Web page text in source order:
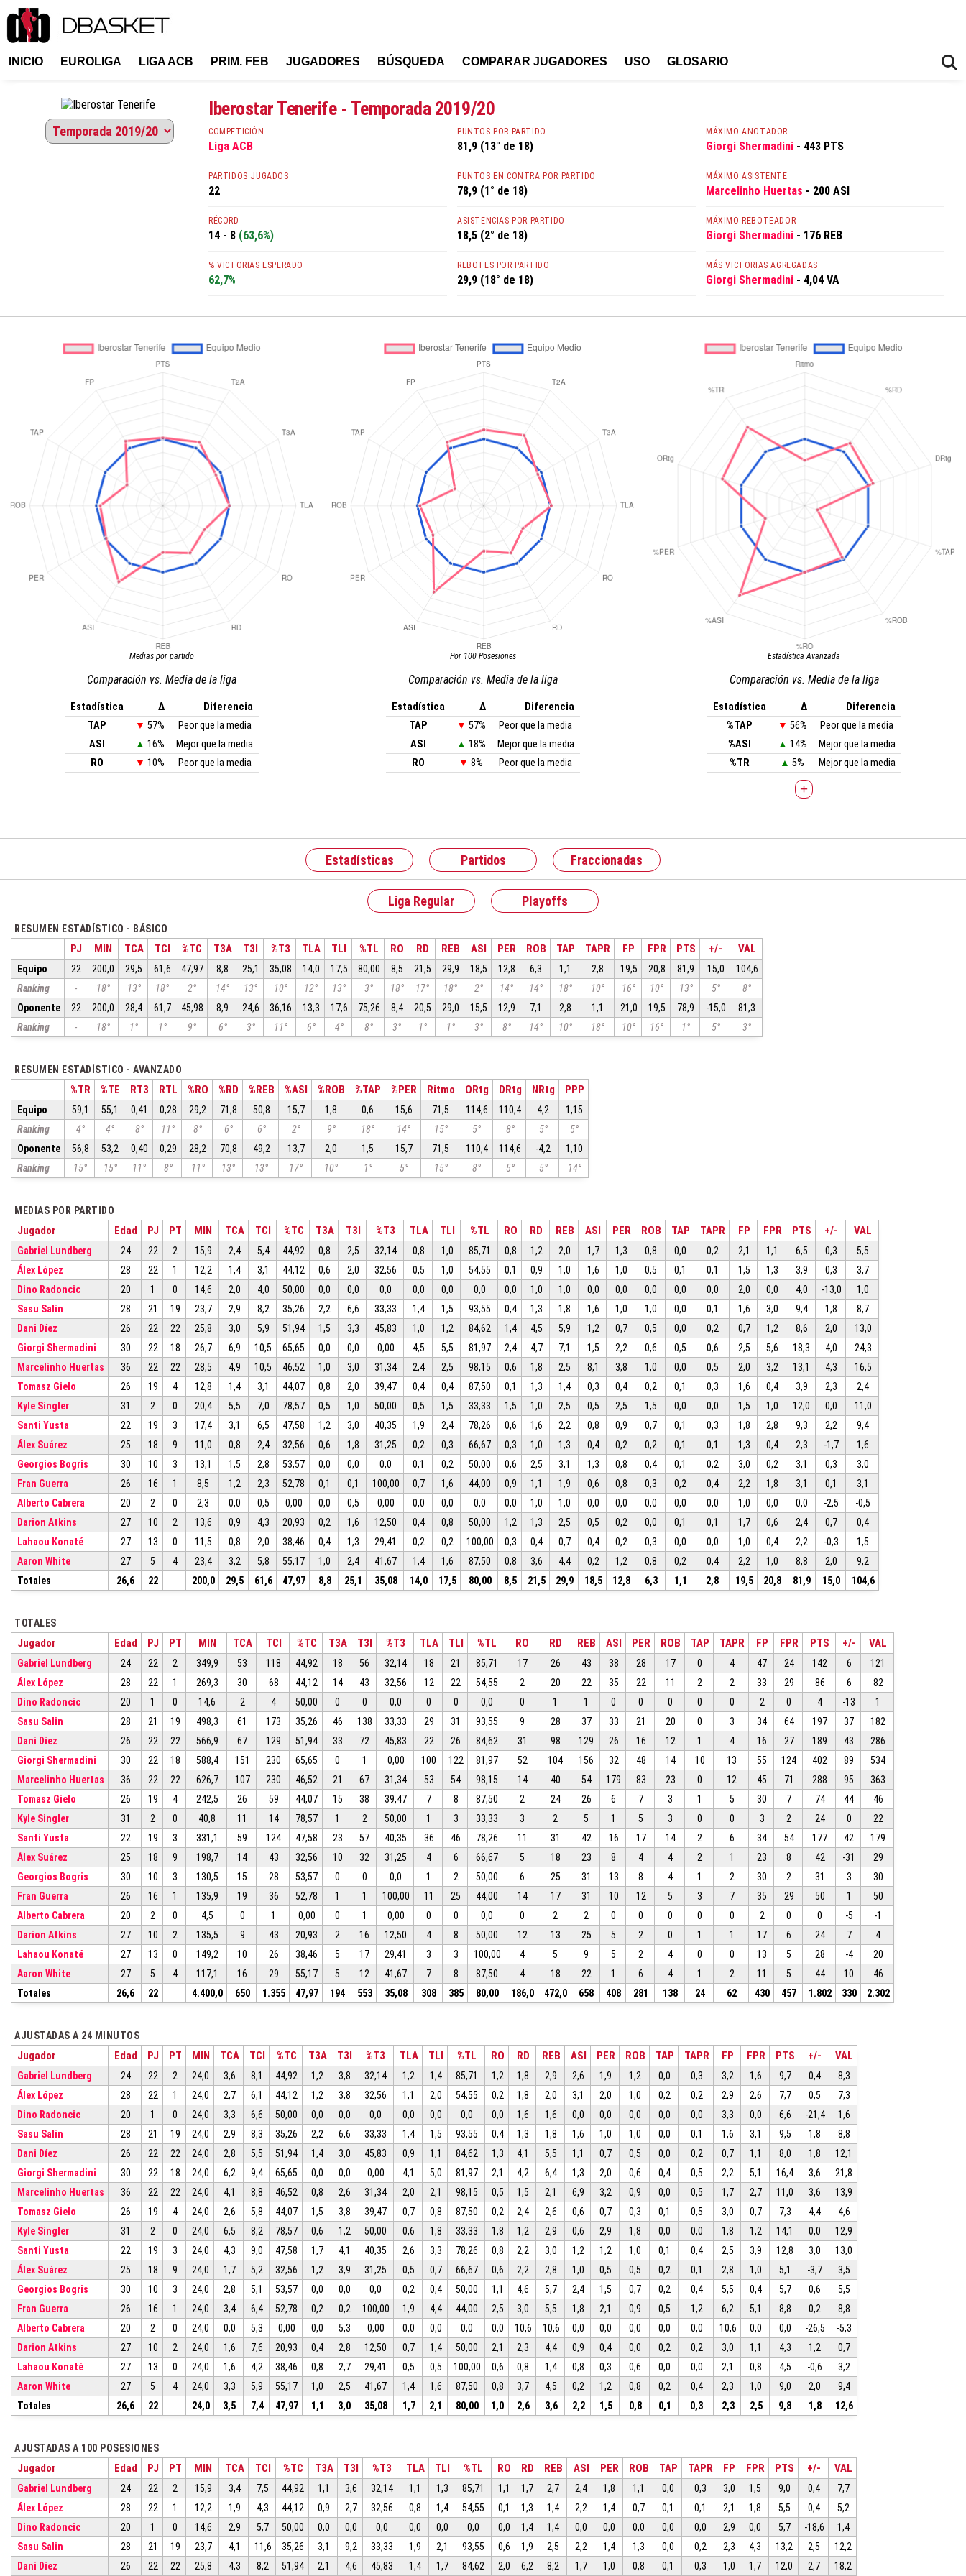
INICIO EUROLIGA LIGA ACB PRIM. FEB JUGADORES BÚSQUEDA COMPARAR JUGADORES USO GLOSARIO
Iberostar Tenerife - Temporada 2019/20
COMPETICIÓN
Liga ACB
PARTIDOS JUGADOS
22
RÉCORD
14 - 8 (63,6%)
% VICTORIAS ESPERADO
62,7%
PUNTOS POR PARTIDO
81,9 (13° de 18)
PUNTOS EN CONTRA POR PARTIDO
78,9 (1° de 18)
ASISTENCIAS POR PARTIDO
18,5 (2° de 18)
REBOTES POR PARTIDO
29,9 (18° de 18)
MÁXIMO ANOTADOR
Giorgi Shermadini - 443 PTS
MÁXIMO ASISTENTE
Marcelinho Huertas - 200 ASI
MÁXIMO REBOTEADOR
Giorgi Shermadini - 176 REB
MÁS VICTORIAS AGREGADAS
Giorgi Shermadini - 4,04 VA
Medias por partido
Comparación vs. Media de la liga
Estadística Δ
Diferencia
TAP
▼ 57%
Peor que la media
ASI
▲ 16%
Mejor que la media
RO
▼ 10% Peor que la media
Por 100 Posesiones
Comparación vs. Media de la liga
Estadística Δ
Diferencia
TAP
▼ 57%
Peor que la media
ASI
▲ 18%
Mejor que la media
RO
▼ 8% Peor que la media
Estadística Avanzada
Comparación vs. Media de la liga
Estadística Δ
Diferencia
%TAP
▼ 56%
Peor que la media
%ASI
▲ 14%
Mejor que la media
%TR
▲ 5% Mejor que la media
+
Estadísticas Partidos Fraccionadas
Liga Regular Playoffs
RESUMEN ESTADÍSTICO - BÁSICO
PJ MIN TCA TCI %TC T3A T3I %T3 TLA TLI %TL RO RD REB ASI PER ROB TAP TAPR FP FPR PTS +/- VAL
Equipo 22 200,0 29,5 61,6 47,97 8,8 25,1 35,08 14,0 17,5 80,00 8,5 21,5 29,9 18,5 12,8 6,3 1,1 2,8 19,5 20,8 81,9 15,0
104,6
Ranking
- 18° 13° 18° 2° 14° 13° 10° 12° 13° 3° 18° 17° 18° 2° 14° 14° 18° 10° 16° 10° 13° 5°
8°
Oponente
22 200,0 28,4 61,7 45,98 8,9 24,6 36,16 13,3 17,6 75,26 8,4 20,5 29,0 15,5 12,9 7,1 2,8 1,1 21,0 19,5 78,9 -15,0
81,3
Ranking
- 18° 1° 1° 9° 6° 3° 11° 6° 4° 8° 3° 1° 1° 3° 8° 14° 10° 18° 10° 16° 1° 5° 3°
RESUMEN ESTADÍSTICO - AVANZADO
%TR %TE RT3 RTL %RO %RD %REB %ASI %ROB %TAP %PER Ritmo ORtg DRtg NRtg PPP
Equipo 59,1 55,1 0,41 0,28 29,2 71,8 50,8 15,7 1,8 0,6 15,6 71,5 114,6 110,4 4,2
1,15
Ranking
4° 4° 8° 11° 8° 6° 6° 2° 9° 18° 14° 15° 5° 8° 5°
5°
Oponente
56,8 53,2 0,40 0,29 28,2 70,8 49,2 13,7 2,0 1,5 15,7 71,5 110,4 114,6 -4,2
1,10
Ranking
15° 15° 11° 8° 11° 13° 13° 17° 10° 1° 5° 15° 8° 5° 5° 14°
MEDIAS POR PARTIDO
Jugador Edad PJ PT MIN TCA TCI %TC T3A T3I %T3 TLA TLI %TL RO RD REB ASI PER ROB TAP TAPR FP FPR PTS +/- VAL
Gabriel Lundberg 24 22 2 15,9 2,4 5,4 44,92 0,8 2,5 32,14 0,8 1,0 85,71 0,8 1,2 2,0 1,7 1,3 0,8 0,0 0,2 2,1 1,1 6,5 0,3
5,5
Álex López
28 22 1 12,2 1,4 3,1 44,12 0,6 2,0 32,56 0,5 1,0 54,55 0,1 0,9 1,0 1,6 1,0 0,5 0,1 0,1 1,5 1,3 3,9 0,3
3,7
Dino Radoncic
20 1 0 14,6 2,0 4,0 50,00 0,0 0,0 0,0 0,0 0,0 0,0 0,0 1,0 1,0 0,0 0,0 0,0 0,0 0,0 2,0 0,0 4,0 -13,0
1,0
Sasu Salin
28 21 19 23,7 2,9 8,2 35,26 2,2 6,6 33,33 1,4 1,5 93,55 0,4 1,3 1,8 1,6 1,0 1,0 0,0 0,1 1,6 3,0 9,4 1,8
8,7
Dani Díez
26 22 22 25,8 3,0 5,9 51,94 1,5 3,3 45,83 1,0 1,2 84,62 1,4 4,5 5,9 1,2 0,7 0,5 0,0 0,2 0,7 1,2 8,6 2,0
13,0
Giorgi Shermadini
30 22 18 26,7 6,9 10,5 65,65 0,0 0,0 0,00 4,5 5,5 81,97 2,4 4,7 7,1 1,5 2,2 0,6 0,5 0,6 2,5 5,6 18,3 4,0
24,3
Marcelinho Huertas
36 22 22 28,5 4,9 10,5 46,52 1,0 3,0 31,34 2,4 2,5 98,15 0,6 1,8 2,5 8,1 3,8 1,0 0,0 0,5 2,0 3,2 13,1 4,3
16,5
Tomasz Gielo
26 19 4 12,8 1,4 3,1 44,07 0,8 2,0 39,47 0,4 0,4 87,50 0,1 1,3 1,4 0,3 0,4 0,2 0,1 0,3 1,6 0,4 3,9 2,3
2,4
Kyle Singler
31 2 0 20,4 5,5 7,0 78,57 0,5 1,0 50,00 0,5 1,5 33,33 1,5 1,0 2,5 0,5 2,5 1,5 0,0 0,0 1,5 1,0 12,0 0,0
11,0
Santi Yusta
22 19 3 17,4 3,1 6,5 47,58 1,2 3,0 40,35 1,9 2,4 78,26 0,6 1,6 2,2 0,8 0,9 0,7 0,1 0,3 1,8 2,8 9,3 2,2
9,4
Álex Suárez
25 18 9 11,0 0,8 2,4 32,56 0,6 1,8 31,25 0,2 0,3 66,67 0,3 1,0 1,3 0,4 0,2 0,2 0,1 0,1 1,3 0,4 2,3 -1,7
1,6
Georgios Bogris
30 10 3 13,1 1,5 2,8 53,57 0,0 0,0 0,0 0,1 0,2 50,00 0,6 2,5 3,1 1,3 0,8 0,4 0,1 0,2 3,0 0,2 3,1 0,3
3,0
Fran Guerra
26 16 1 8,5 1,2 2,3 52,78 0,1 0,1 100,00 0,7 1,6 44,00 0,9 1,1 1,9 0,6 0,8 0,3 0,2 0,4 2,2 1,8 3,1 0,1
3,1
Alberto Cabrera
20 2 0 2,3 0,0 0,5 0,00 0,0 0,5 0,00 0,0 0,0 0,0 0,0 1,0 1,0 0,0 0,0 0,0 0,0 0,0 1,0 0,0 0,0 -2,5
-0,5
Darion Atkins
27 10 2 13,6 0,9 4,3 20,93 0,2 1,6 12,50 0,4 0,8 50,00 1,2 1,3 2,5 0,5 0,2 0,0 0,1 0,1 1,7 0,6 2,4 0,7
0,4
Lahaou Konaté
27 13 0 11,5 0,8 2,0 38,46 0,4 1,3 29,41 0,2 0,2 100,00 0,3 0,4 0,7 0,4 0,2 0,3 0,0 0,0 1,0 0,4 2,2 -0,3
1,5
Aaron White
27 5 4 23,4 3,2 5,8 55,17 1,0 2,4 41,67 1,4 1,6 87,50 0,8 3,6 4,4 0,2 1,2 0,8 0,2 0,4 2,2 1,0 8,8 2,0
9,2
Totales
26,6 22 200,0 29,5 61,6 47,97 8,8 25,1 35,08 14,0 17,5 80,00 8,5 21,5 29,9 18,5 12,8 6,3 1,1 2,8 19,5 20,8 81,9 15,0 104,6
TOTALES
Jugador Edad PJ PT MIN TCA TCI %TC T3A T3I %T3 TLA TLI %TL RO RD REB ASI PER ROB TAP TAPR FP FPR PTS +/- VAL
Gabriel Lundberg 24 22 2 349,9 53 118 44,92 18 56 32,14 18 21 85,71 17 26 43 38 28 17 0 4 47 24 142 6
121
Álex López
28 22 1 269,3 30 68 44,12 14 43 32,56 12 22 54,55 2 20 22 35 22 11 2 2 33 29 86 6
82
Dino Radoncic
20 1 0 14,6 2 4 50,00 0 0 0,0 0 0 0,0 0 1 1 0 0 0 0 0 2 0 4 -13
1
Sasu Salin
28 21 19 498,3 61 173 35,26 46 138 33,33 29 31 93,55 9 28 37 33 21 20 0 3 34 64 197 37
182
Dani Díez
26 22 22 566,9 67 129 51,94 33 72 45,83 22 26 84,62 31 98 129 26 16 12 1 4 16 27 189 43
286
Giorgi Shermadini
30 22 18 588,4 151 230 65,65 0 1 0,00 100 122 81,97 52 104 156 32 48 14 10 13 55 124 402 89
534
Marcelinho Huertas
36 22 22 626,7 107 230 46,52 21 67 31,34 53 54 98,15 14 40 54 179 83 23 0 12 45 71 288 95
363
Tomasz Gielo
26 19 4 242,5 26 59 44,07 15 38 39,47 7 8 87,50 2 24 26 6 7 3 1 5 30 7 74 44
46
Kyle Singler
31 2 0 40,8 11 14 78,57 1 2 50,00 1 3 33,33 3 2 5 1 5 3 0 0 3 2 24 0
22
Santi Yusta
22 19 3 331,1 59 124 47,58 23 57 40,35 36 46 78,26 11 31 42 16 17 14 2 6 34 54 177 42
179
Álex Suárez
25 18 9 198,7 14 43 32,56 10 32 31,25 4 6 66,67 5 18 23 8 4 4 2 1 23 8 42 -31
29
Georgios Bogris
30 10 3 130,5 15 28 53,57 0 0 0,0 1 2 50,00 6 25 31 13 8 4 1 2 30 2 31 3
30
Fran Guerra
26 16 1 135,9 19 36 52,78 1 1 100,00 11 25 44,00 14 17 31 10 12 5 3 7 35 29 50 1
50
Alberto Cabrera
20 2 0 4,5 0 1 0,00 0 1 0,00 0 0 0,0 0 2 2 0 0 0 0 0 2 0 0 -5
-1
Darion Atkins
27 10 2 135,5 9 43 20,93 2 16 12,50 4 8 50,00 12 13 25 5 2 0 1 1 17 6 24 7
4
Lahaou Konaté
27 13 0 149,2 10 26 38,46 5 17 29,41 3 3 100,00 4 5 9 5 2 4 0 0 13 5 28 -4
20
Aaron White
27 5 4 117,1 16 29 55,17 5 12 41,67 7 8 87,50 4 18 22 1 6 4 1 2 11 5 44 10
46
Totales
26,6 22 4.400,0 650 1.355 47,97 194 553 35,08 308 385 80,00 186,0 472,0 658 408 281 138 24 62 430 457 1.802 330 2.302
AJUSTADAS A 24 MINUTOS
Jugador Edad PJ PT MIN TCA TCI %TC T3A T3I %T3 TLA TLI %TL RO RD REB ASI PER ROB TAP TAPR FP FPR PTS +/- VAL
Gabriel Lundberg 24 22 2 24,0 3,6 8,1 44,92 1,2 3,8 32,14 1,2 1,4 85,71 1,2 1,8 2,9 2,6 1,9 1,2 0,0 0,3 3,2 1,6 9,7 0,4
8,3
Álex López
28 22 1 24,0 2,7 6,1 44,12 1,2 3,8 32,56 1,1 2,0 54,55 0,2 1,8 2,0 3,1 2,0 1,0 0,2 0,2 2,9 2,6 7,7 0,5
7,3
Dino Radoncic
20 1 0 24,0 3,3 6,6 50,00 0,0 0,0 0,0 0,0 0,0 0,0 0,0 1,6 1,6 0,0 0,0 0,0 0,0 0,0 3,3 0,0 6,6 -21,4
1,6
Sasu Salin
28 21 19 24,0 2,9 8,3 35,26 2,2 6,6 33,33 1,4 1,5 93,55 0,4 1,3 1,8 1,6 1,0 1,0 0,0 0,1 1,6 3,1 9,5 1,8
8,8
Dani Díez
26 22 22 24,0 2,8 5,5 51,94 1,4 3,0 45,83 0,9 1,1 84,62 1,3 4,1 5,5 1,1 0,7 0,5 0,0 0,2 0,7 1,1 8,0 1,8
12,1
Giorgi Shermadini
30 22 18 24,0 6,2 9,4 65,65 0,0 0,0 0,00 4,1 5,0 81,97 2,1 4,2 6,4 1,3 2,0 0,6 0,4 0,5 2,2 5,1 16,4 3,6
21,8
Marcelinho Huertas
36 22 22 24,0 4,1 8,8 46,52 0,8 2,6 31,34 2,0 2,1 98,15 0,5 1,5 2,1 6,9 3,2 0,9 0,0 0,5 1,7 2,7 11,0 3,6
13,9
Tomasz Gielo
26 19 4 24,0 2,6 5,8 44,07 1,5 3,8 39,47 0,7 0,8 87,50 0,2 2,4 2,6 0,6 0,7 0,3 0,1 0,5 3,0 0,7 7,3 4,4
4,6
Kyle Singler
31 2 0 24,0 6,5 8,2 78,57 0,6 1,2 50,00 0,6 1,8 33,33 1,8 1,2 2,9 0,6 2,9 1,8 0,0 0,0 1,8 1,2 14,1 0,0
12,9
Santi Yusta
22 19 3 24,0 4,3 9,0 47,58 1,7 4,1 40,35 2,6 3,3 78,26 0,8 2,2 3,0 1,2 1,2 1,0 0,1 0,4 2,5 3,9 12,8 3,0
13,0
Álex Suárez
25 18 9 24,0 1,7 5,2 32,56 1,2 3,9 31,25 0,5 0,7 66,67 0,6 2,2 2,8 1,0 0,5 0,5 0,2 0,1 2,8 1,0 5,1 -3,7
3,5
Georgios Bogris
30 10 3 24,0 2,8 5,1 53,57 0,0 0,0 0,0 0,2 0,4 50,00 1,1 4,6 5,7 2,4 1,5 0,7 0,2 0,4 5,5 0,4 5,7 0,6
5,5
Fran Guerra
26 16 1 24,0 3,4 6,4 52,78 0,2 0,2 100,00 1,9 4,4 44,00 2,5 3,0 5,5 1,8 2,1 0,9 0,5 1,2 6,2 5,1 8,8 0,2
8,8
Alberto Cabrera
20 2 0 24,0 0,0 5,3 0,00 0,0 5,3 0,00 0,0 0,0 0,0 0,0 10,6 10,6 0,0 0,0 0,0 0,0 0,0 10,6 0,0 0,0 -26,5
-5,3
Darion Atkins
27 10 2 24,0 1,6 7,6 20,93 0,4 2,8 12,50 0,7 1,4 50,00 2,1 2,3 4,4 0,9 0,4 0,0 0,2 0,2 3,0 1,1 4,3 1,2
0,7
Lahaou Konaté
27 13 0 24,0 1,6 4,2 38,46 0,8 2,7 29,41 0,5 0,5 100,00 0,6 0,8 1,4 0,8 0,3 0,6 0,0 0,0 2,1 0,8 4,5 -0,6
3,2
Aaron White
27 5 4 24,0 3,3 5,9 55,17 1,0 2,5 41,67 1,4 1,6 87,50 0,8 3,7 4,5 0,2 1,2 0,8 0,2 0,4 2,3 1,0 9,0 2,0
9,4
Totales
26,6 22 24,0 3,5 7,4 47,97 1,1 3,0 35,08 1,7 2,1 80,00 1,0 2,6 3,6 2,2 1,5 0,8 0,1 0,3 2,3 2,5 9,8 1,8 12,6
AJUSTADAS A 100 POSESIONES
Jugador Edad PJ PT MIN TCA TCI %TC T3A T3I %T3 TLA TLI %TL RO RD REB ASI PER ROB TAP TAPR FP FPR PTS +/- VAL
Gabriel Lundberg 24 22 2 15,9 3,4 7,5 44,92 1,1 3,6 32,14 1,1 1,3 85,71 1,1 1,7 2,7 2,4 1,8 1,1 0,0 0,3 3,0 1,5 9,0 0,4
7,7
Álex López
28 22 1 12,2 1,9 4,3 44,12 0,9 2,7 32,56 0,8 1,4 54,55 0,1 1,3 1,4 2,2 1,4 0,7 0,1 0,1 2,1 1,8 5,5 0,4
5,2
Dino Radoncic
20 1 0 14,6 2,9 5,7 50,00 0,0 0,0 0,0 0,0 0,0 0,0 0,0 1,4 1,4 0,0 0,0 0,0 0,0 0,0 2,9 0,0 5,7 -18,6
1,4
Sasu Salin
28 21 19 23,7 4,1 11,6 35,26 3,1 9,2 33,33 1,9 2,1 93,55 0,6 1,9 2,5 2,2 1,4 1,3 0,0 0,2 2,3 4,3 13,2 2,5
12,2
Dani Díez
26 22 22 25,8 4,3 8,2 51,94 2,1 4,6 45,83 1,4 1,7 84,62 2,0 6,2 8,2 1,7 1,0 0,8 0,1 0,3 1,0 1,7 12,0 2,7 18,2